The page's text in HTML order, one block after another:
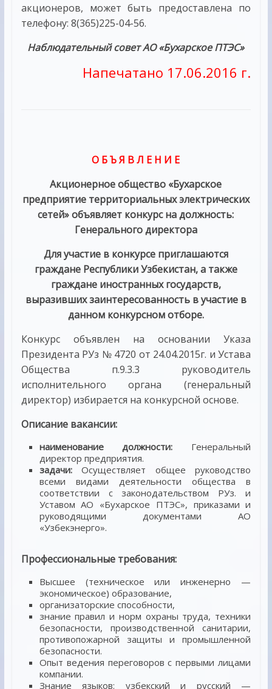
акционеров, может быть предоставлена по
телефону: 8(365)225-04-56.
Наблюдательный совет АО «Бухарское ПТЭС»
Напечатано 17.06.2016 г.
О Б Ъ Я В Л Е Н И Е
Акционерное общество «Бухарское
предприятие территориальных электрических
сетей» объявляет конкурс на должность:
Генерального директора
Для участие в конкурсе приглашаются
граждане Республики Узбекистан, а также
граждане иностранных государств,
выразивших заинтересованность в участие в
данном конкурсном отборе.
Конкурс объявлен на основании Указа
Президента РУз № 4720 от 24.04.2015г. и Устава
Общества п.9.3.3 руководитель
исполнительного органа (генеральный
директор) избирается на конкурсной основе.
Описание вакансии:
наименование должности: Генеральный
директор предприятия.
задачи:Осуществляет общее руководство
всеми видами деятельности общества в
соответствии с законодательством РУз. и
Уставом АО «Бухарское ПТЭС», приказами и
руководящими документами АО
«Узбекэнерго».
Профессиональные требования:
Высшее (техническое или инженерно —
экономическое) образование,
организаторские способности,
знание правил и норм охраны труда, техники
безопасности, производственной санитарии,
противопожарной защиты и промышленной
безопасности.
Опыт ведения переговоров с первыми лицами
компании.
Знание языков: узбекский и русский —